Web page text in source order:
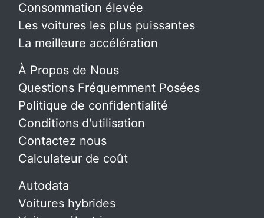
Consommation élevée
Les voitures les plus puissantes
La meilleure accélération
À Propos de Nous
Questions Fréquemment Posées
Politique de confidentialité
Conditions d'utilisation
Contactez nous
Calculateur de coût
Autodata
Voitures hybrides